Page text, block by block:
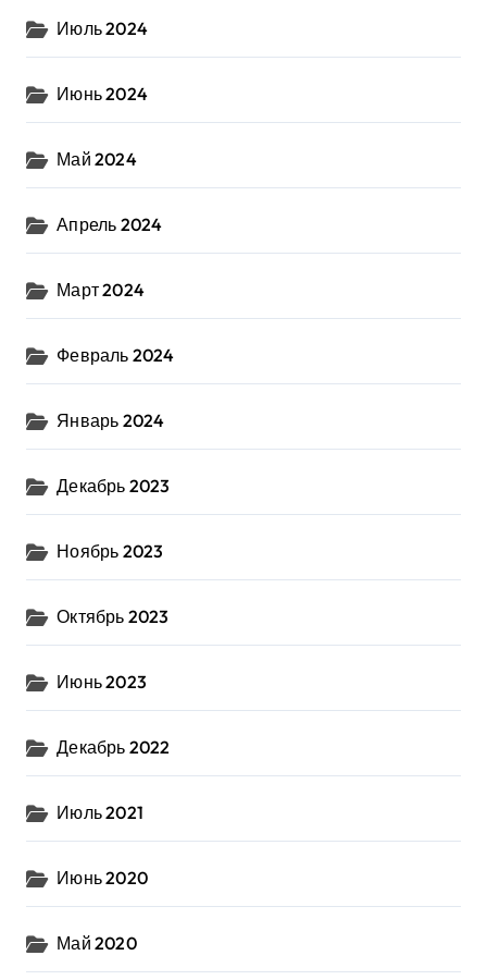
Июль 2024
Июнь 2024
Май 2024
Апрель 2024
Март 2024
Февраль 2024
Январь 2024
Декабрь 2023
Ноябрь 2023
Октябрь 2023
Июнь 2023
Декабрь 2022
Июль 2021
Июнь 2020
Май 2020